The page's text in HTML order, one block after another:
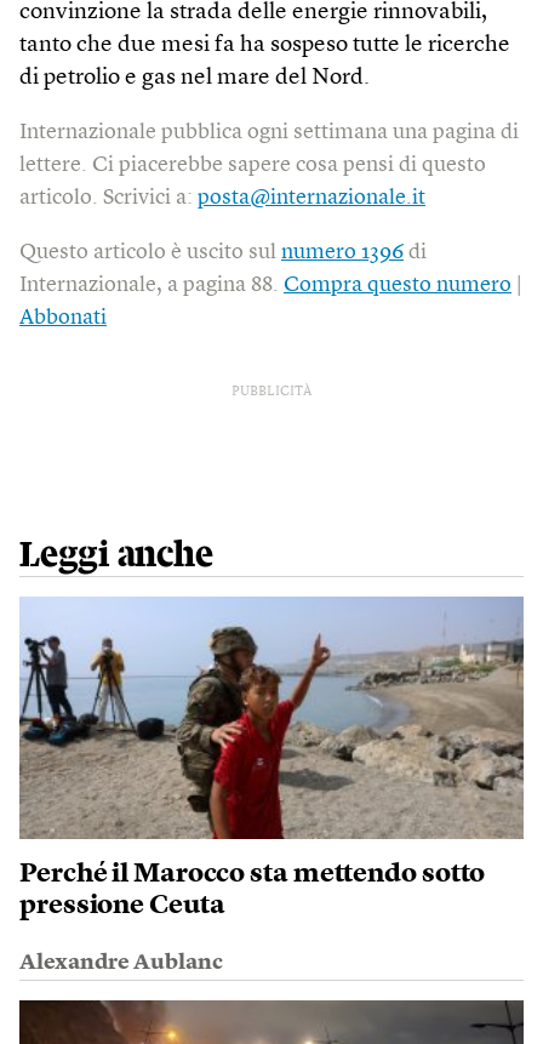
convinzione la strada delle energie rinnovabili,
tanto che due mesi fa ha sospeso tutte le ricerche
di petrolio e gas nel mare del Nord.
Internazionale pubblica ogni settimana una pagina di
lettere. Ci piacerebbe sapere cosa pensi di questo
articolo. Scrivici a: posta@internazionale.it
Questo articolo è uscito sul numero 1396 di
Internazionale, a pagina 88. Compra questo numero
Abbonati
PUBBLICITÀ
Leggi anche
Perché il Marocco sta mettendo sotto
pressione Ceuta
Alexandre Aublanc